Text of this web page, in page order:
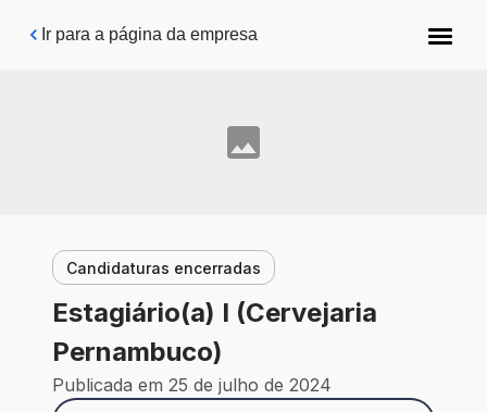
Pular para o conteúdo principal
Ir para a página da empresa
Candidaturas encerradas
Estagiário(a) I (Cervejaria
Pernambuco)
Publicada em 25 de julho de 2024